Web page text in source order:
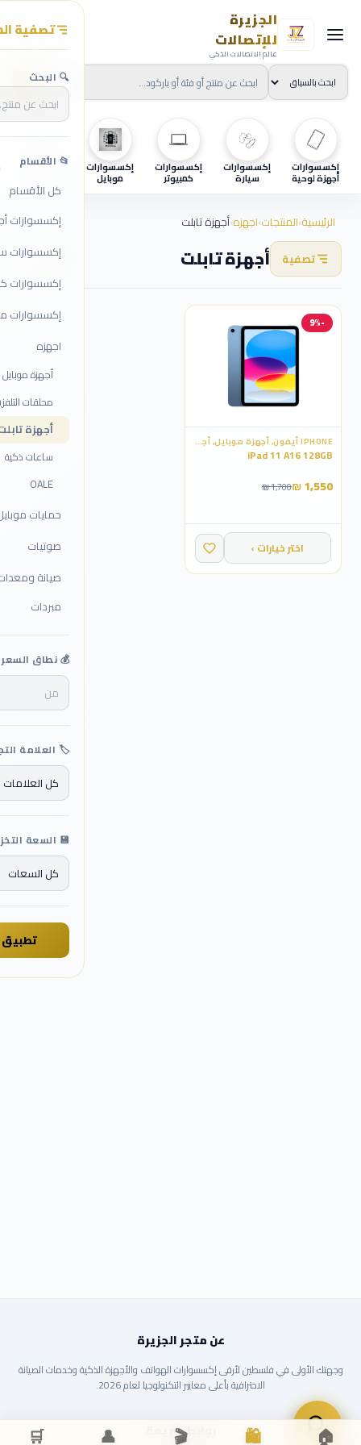
الجزيرة
للإتصالات
عالم الاتصالات الذكي
إكسسوارات
أجهزة لوحية
إكسسوارات
سيارة
إكسسوارات
كمبيوتر
إكسسوارات
موبايل
اجهزه
الرئيسية›المنتجات›اجهزه›أجهزة تابلت
تصفية
🔍 البحث
📂 الأقسام
كل الأقسام
إكسسوارات
إكسسوارات
إكسسوارات
إكسسوارات
اجهزه
أجهزة موبايل
محلقات
أجهزة
ساعات ذكية
OALE
حمايات
صوتيات
صيانة
مبردات
💰 نطاق السعر
🏷️ العلامة
💾 السعة
تطبيق
تصفية أجهزة تابلت 1 منتج
-9%
IPHONE أيفون, أجهزة موبايل, أجهزة تابلت
iPad 11 A16 128GB
1,550 ₪
1,700 ₪
اختر خيارات ›
عن متجر الجزيرة
وجهتك الأولى في فلسطين لأرقى إكسسوارات الهواتف والأجهزة الذكية وخدمات الصيانة
الاحترافية بأعلى معايير التكنولوجيا لعام 2026.
روابط سريعة 🏠
🛍️
🎬
👤
🛒